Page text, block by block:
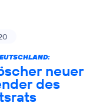
neuer
des